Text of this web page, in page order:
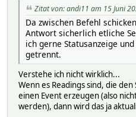
Zitat von: andi11 am 15 Juni
Da zwischen Befehl
Antwort sicherlich etliche
ich gerne Statusanzeige
getrennt.
Verstehe ich nicht wirklich...
Wenn es Readings sind, die
einen Event erzeugen (also
werden), dann wird das ja